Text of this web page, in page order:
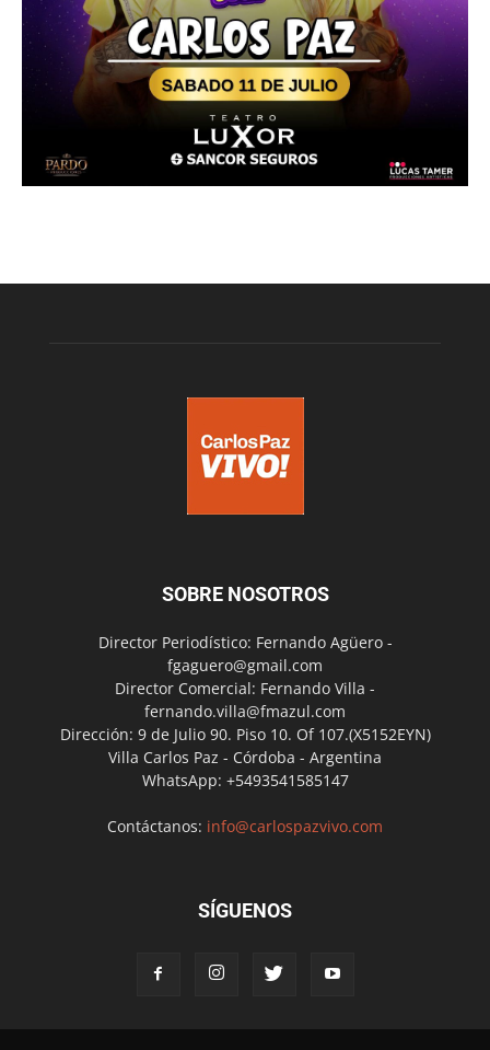
SOBRE NOSOTROS
Director Periodístico: Fernando Agüero -
fgaguero@gmail.com
Director Comercial: Fernando Villa -
fernando.villa@fmazul.com
Dirección: 9 de Julio 90. Piso 10. Of 107.(X5152EYN)
Villa Carlos Paz - Córdoba - Argentina
WhatsApp: +5493541585147
Contáctanos: info@carlospazvivo.com
SÍGUENOS